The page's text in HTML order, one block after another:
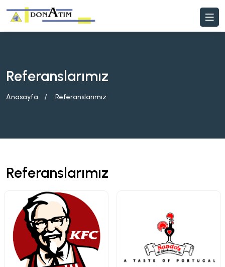
Referanslarımız
Anasayfa Referanslarımız
Referanslarımız